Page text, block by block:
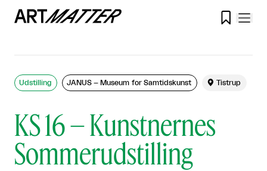

KS 16 – Kunstnernes
Sommerudstilling
Udstilling JANUS – Museum for Samtidskunst  Tistrup